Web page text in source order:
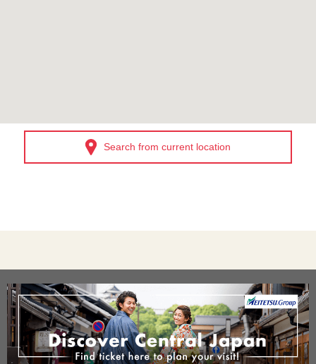
Search from current location